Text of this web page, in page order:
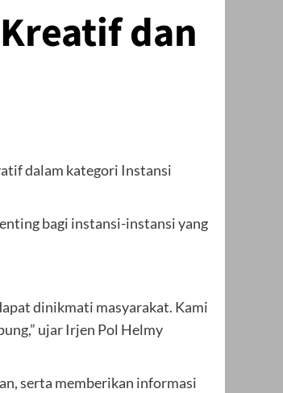
dan
dalam kategori Instansi
bagi instansi-instansi yang
dinikmati masyarakat. Kami
ujar Irjen Pol Helmy
serta memberikan informasi